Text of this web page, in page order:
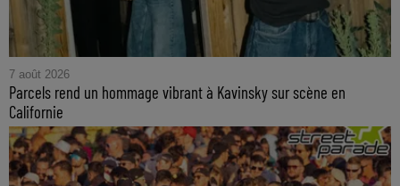
7 août 2026
Parcels rend un hommage vibrant à Kavinsky sur scène en
Californie